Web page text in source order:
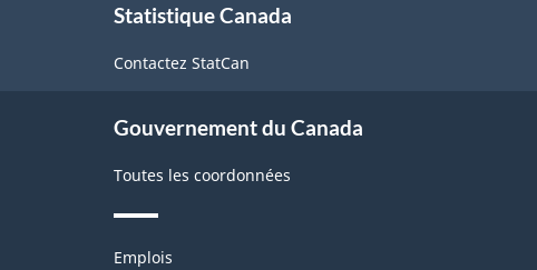
Statistique Canada
Contactez StatCan
Gouvernement du Canada
Toutes les coordonnées
Thèmes
Emplois